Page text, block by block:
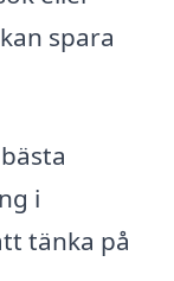
spara
i
tänka på